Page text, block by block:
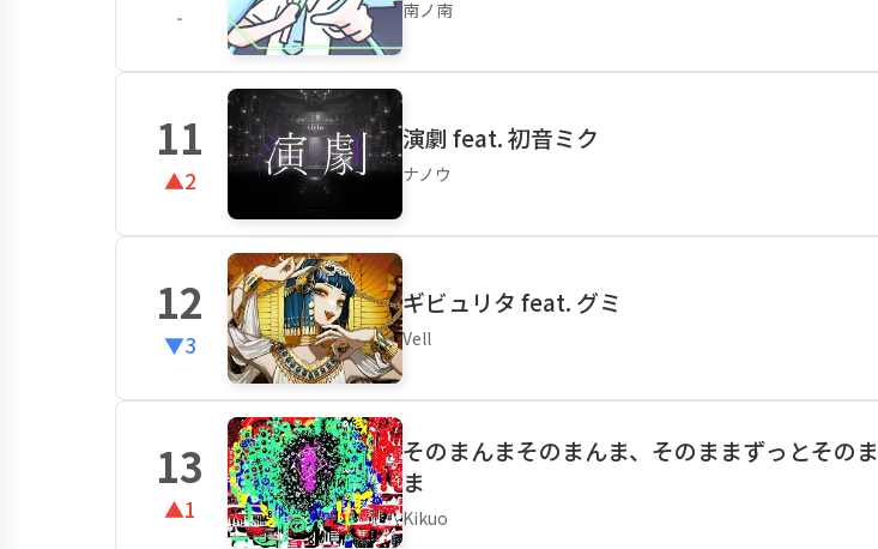
- 南ノ南
11
▲2
演劇 feat. 初音ミク
ナノウ
12
▼3
ギビュリタ feat. グミ
Vell
13
▲1
そのまんまそのまんま、そのままずっとそのま
ま
Kikuo